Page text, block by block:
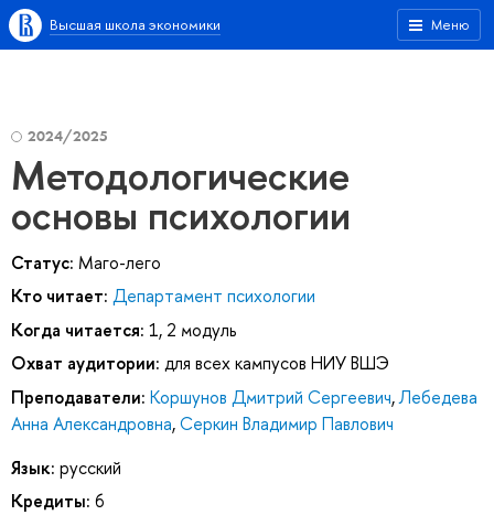
Меню
Высшая школа экономики
2024/2025
Методологические
основы психологии
Статус: Маго-лего
Кто читает: Департамент психологии
Когда читается: 1, 2 модуль
Охват аудитории: для всех кампусов НИУ ВШЭ
Преподаватели: Коршунов Дмитрий Сергеевич,Лебедева
Анна Александровна,Серкин Владимир Павлович
Язык: русский
Кредиты: 6